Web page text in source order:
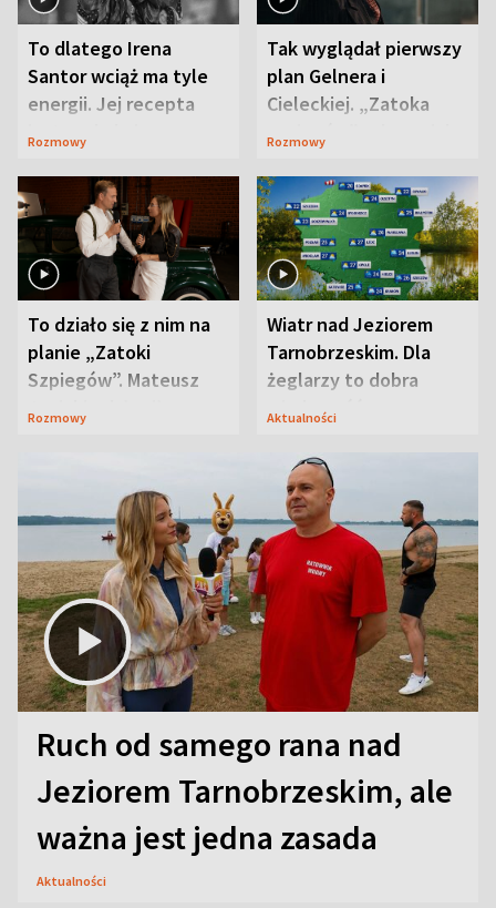
To dlatego Irena
Santor wciąż ma tyle
energii. Jej recepta
jest zaskakująco
Rozmowy
Tak wyglądał pierwszy
plan Gelnera i
Cieleckiej. „Zatoka
szpiegów” od razu ich
Rozmowy
To działo się z nim na
planie „Zatoki
Szpiegów”. Mateusz
Janicki odsłonił
Rozmowy
Wiatr nad Jeziorem
Tarnobrzeskim. Dla
żeglarzy to dobra
wiadomość
Aktualności
Ruch od samego rana nad
Jeziorem Tarnobrzeskim, ale
ważna jest jedna zasada
Aktualności